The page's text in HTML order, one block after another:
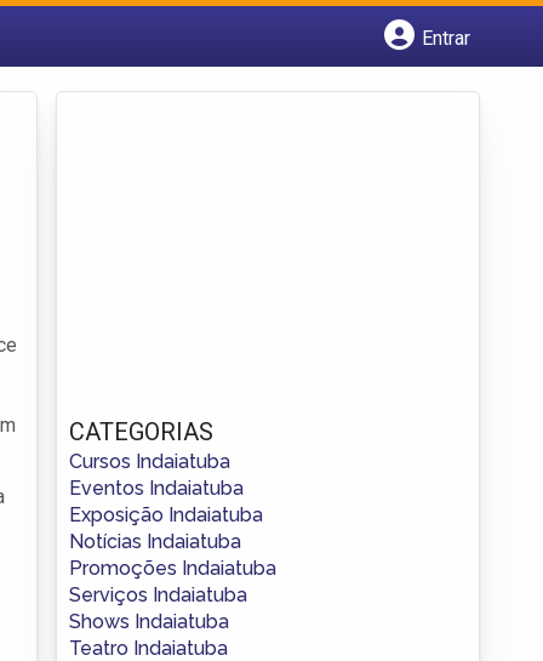
Entrar
CATEGORIAS
Cursos Indaiatuba
Eventos Indaiatuba
Exposição Indaiatuba
Notícias Indaiatuba
Promoções Indaiatuba
Serviços Indaiatuba
Shows Indaiatuba
Teatro Indaiatuba